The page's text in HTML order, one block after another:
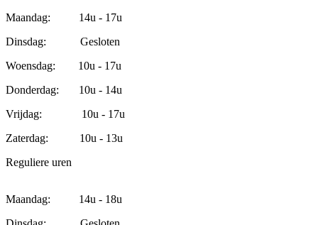
Maandag: 14u - 17u
Dinsdag: Gesloten
Woensdag: 10u - 17u
Donderdag: 10u - 14u
Vrijdag: 10u - 17u
Zaterdag: 10u - 13u
Reguliere uren
Maandag: 14u - 18u